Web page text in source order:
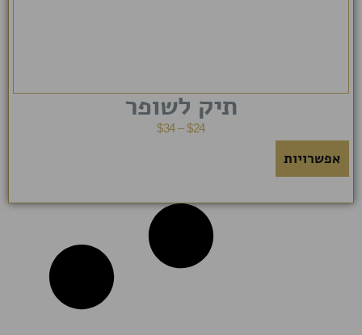
תיק לשופר
$24
–
$34
אפשרויות